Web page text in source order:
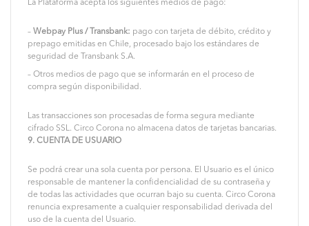
La Plataforma acepta los siguientes medios de pago:
– Webpay Plus / Transbank: pago con tarjeta de débito, crédito y
prepago emitidas en Chile, procesado bajo los estándares de
seguridad de Transbank S.A.
– Otros medios de pago que se informarán en el proceso de
compra según disponibilidad.
Las transacciones son procesadas de forma segura mediante
cifrado SSL. Circo Corona no almacena datos de tarjetas bancarias.
9. CUENTA DE USUARIO
Se podrá crear una sola cuenta por persona. El Usuario es el único
responsable de mantener la confidencialidad de su contraseña y
de todas las actividades que ocurran bajo su cuenta. Circo Corona
renuncia expresamente a cualquier responsabilidad derivada del
uso de la cuenta del Usuario.